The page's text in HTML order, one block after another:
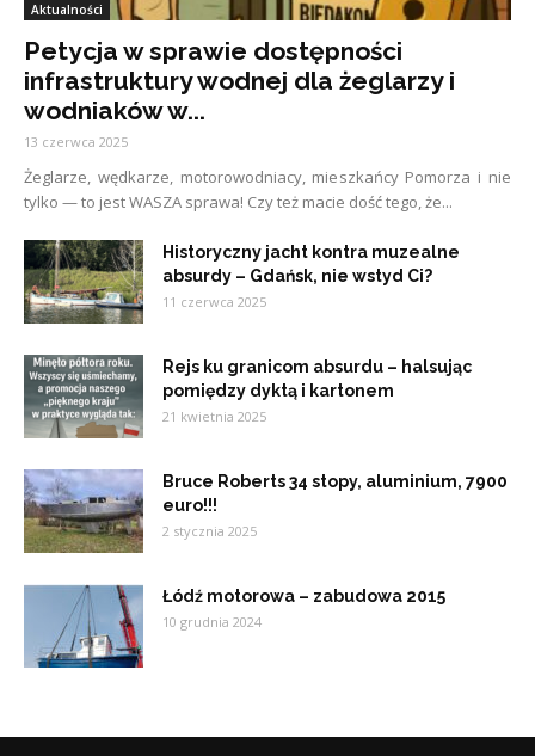
Aktualności
Petycja w sprawie dostępności
infrastruktury wodnej dla żeglarzy i
wodniaków w...
13 czerwca 2025
Żeglarze, wędkarze, motorowodniacy, mieszkańcy Pomorza i nie
tylko — to jest WASZA sprawa! Czy też macie dość tego, że...
Historyczny jacht kontra muzealne
absurdy – Gdańsk, nie wstyd Ci?
11 czerwca 2025
Rejs ku granicom absurdu – halsując
pomiędzy dyktą i kartonem
21 kwietnia 2025
Bruce Roberts 34 stopy, aluminium, 7900
euro!!!
2 stycznia 2025
Łódź motorowa – zabudowa 2015
10 grudnia 2024